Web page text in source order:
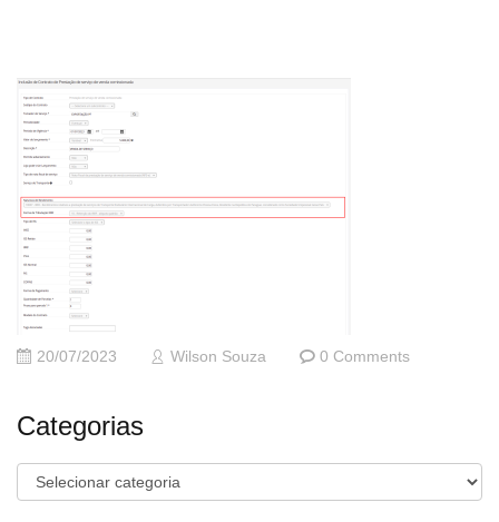
20/07/2023 Wilson Souza 0 Comments
Categorias
Categorias